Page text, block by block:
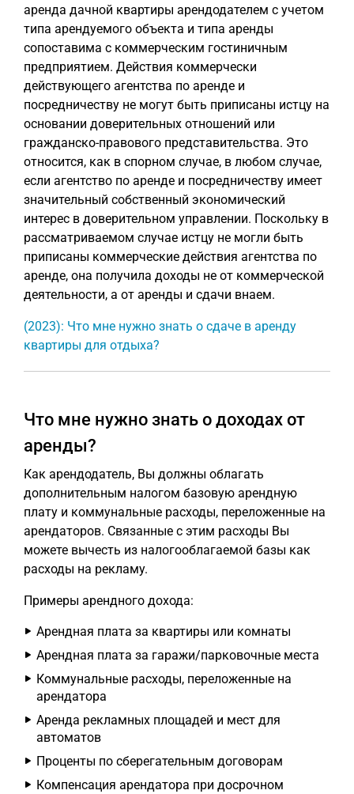
аренда дачной квартиры арендодателем с учетом
типа арендуемого объекта и типа аренды
сопоставима с коммерческим гостиничным
предприятием. Действия коммерчески
действующего агентства по аренде и
посредничеству не могут быть приписаны истцу на
основании доверительных отношений или
гражданско-правового представительства. Это
относится, как в спорном случае, в любом случае,
если агентство по аренде и посредничеству имеет
значительный собственный экономический
интерес в доверительном управлении. Поскольку в
рассматриваемом случае истцу не могли быть
приписаны коммерческие действия агентства по
аренде, она получила доходы не от коммерческой
деятельности, а от аренды и сдачи внаем.
(2023): Что мне нужно знать о сдаче в аренду
квартиры для отдыха?
Что мне нужно знать о доходах от
аренды?
Как арендодатель, Вы должны облагать
дополнительным налогом базовую арендную
плату и коммунальные расходы, переложенные на
арендаторов. Связанные с этим расходы Вы
можете вычесть из налогооблагаемой базы как
расходы на рекламу.
Примеры арендного дохода:
Арендная плата за квартиры или комнаты
Арендная плата за гаражи/парковочные места
Коммунальные расходы, переложенные на
арендатора
Аренда рекламных площадей и мест для
автоматов
Проценты по сберегательным договорам
Компенсация арендатора при досрочном